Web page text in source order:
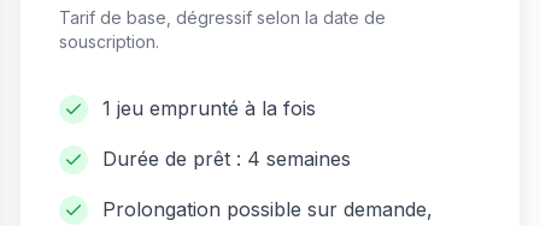
Tarif de base, dégressif selon la date de
souscription.
1 jeu emprunté à la fois
Durée de prêt : 4 semaines
Prolongation possible sur demande,